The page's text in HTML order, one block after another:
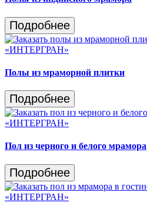
Подробнее
Полы из мраморной плитки
Подробнее
Пол из черного и белого мрамора
Подробнее